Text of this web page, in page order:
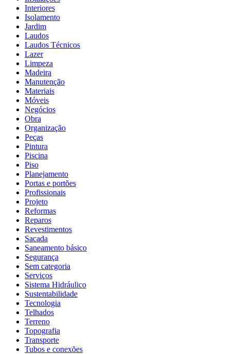
Interiores
Isolamento
Jardim
Laudos
Laudos Técnicos
Lazer
Limpeza
Madeira
Manutenção
Materiais
Móveis
Negócios
Obra
Organização
Peças
Pintura
Piscina
Piso
Planejamento
Portas e portões
Profissionais
Projeto
Reformas
Reparos
Revestimentos
Sacada
Saneamento básico
Segurança
Sem categoria
Serviços
Sistema Hidráulico
Sustentabilidade
Tecnologia
Telhados
Terreno
Topografia
Transporte
Tubos e conexões